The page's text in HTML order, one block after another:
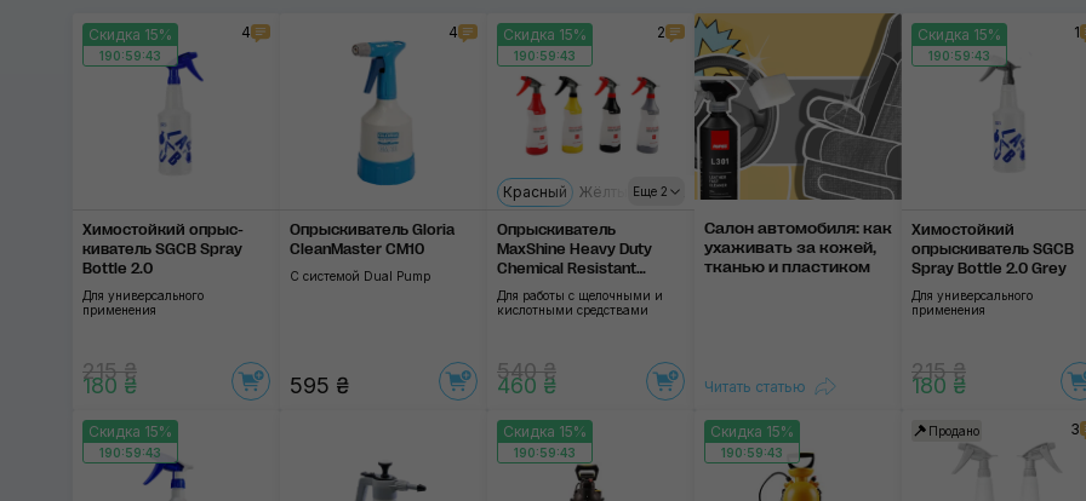
Водяные пистолеты
Применить
Скидка 15%
190:59:42
4
Химостойкий опрыс­
киватель SGCB Spray
Bottle 2.0
Для универсального
применения
215 ₴
180 ₴
4
Опрыскиватель Gloria
CleanMaster CM10
С системой Dual Pump
595 ₴
Скидка 15%
190:59:42
2
Еще 2
Красный Жёлтый Чёрный Серый
Опрыскиватель
MaxShine Heavy Duty
Chemical Resistant
Trigger Sprayer
Для работы с щелочными и
кислотными средствами
540 ₴
460 ₴
Салон автомобиля: как
уха­жи­вать за ко­жей,
тка­нью и пла­сти­ком
Читать статью
Скидка 15%
190:59:42
1
Химостойкий
опрыскиватель SGCB
Spray Bottle 2.0 Grey
Для универсального
применения
215 ₴
180 ₴
Скидка 15%
190:59:42
Скидка 15%
190:59:42
Скидка 15%
190:59:42
Продано 3